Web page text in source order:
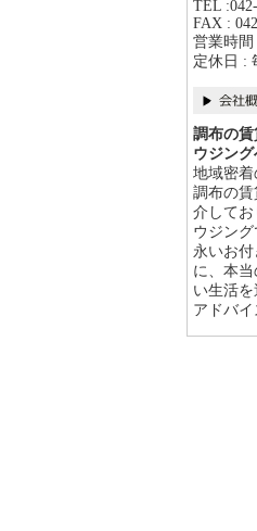
TEL
FAX :
営業時間
定休日 :
調布の
ウジング
地域密
調布の
介して
ウジン
永いお
に、本
い生活
アドバイ